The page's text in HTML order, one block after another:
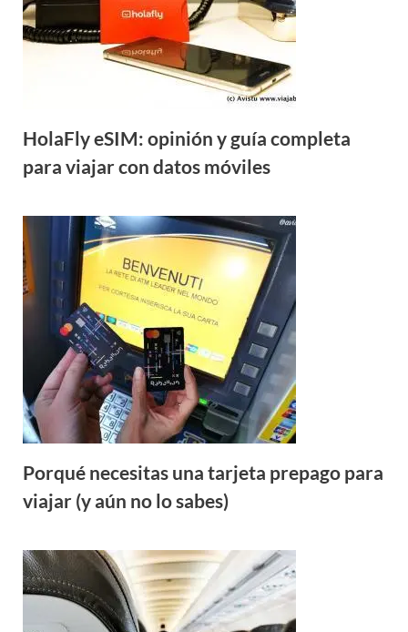
HolaFly eSIM: opinión y guía completa
para viajar con datos móviles
Porqué necesitas una tarjeta prepago para
viajar (y aún no lo sabes)